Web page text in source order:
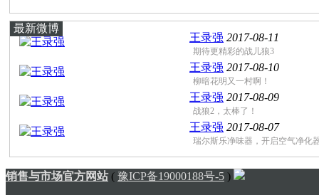
最新微博
王录强 2017-08-11
期待更精彩的战儿狼3
王录强 2017-08-10
柳暗花明又一村啊！
王录强 2017-08-09
战狼2，太棒了！
王录强 2017-08-07
瑞尔斯乐净味器，开启空气净化
销售与市场官方网站( 豫ICP备19000188号-5 )